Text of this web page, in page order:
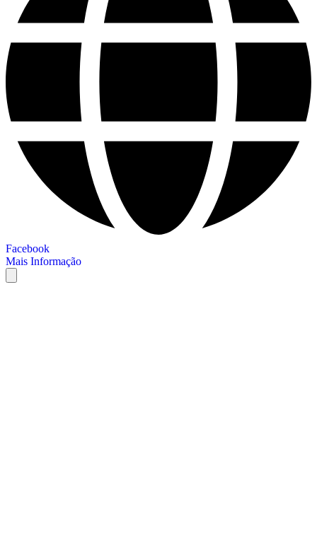
Facebook
Mais Informação